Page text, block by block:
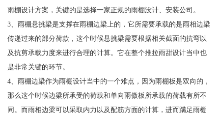
雨棚设计方案，关键的是选择一家正规的雨棚没计、安装公司。
3、雨棚悬挑梁是支撑在雨棚边梁上的，它所需要承载的是雨相边梁
传递过来的部分荷款，这个时候悬挑梁需要根据相关截面的抗弯以
及抗剪承载力度来进行合理的计算。它在整个推拉雨甜设计当中也
是非常关键的环节。
4、雨棚边梁作为雨棚设计当中的一个难点，因为雨棚板是双向的，
那么这个时候边梁所承受的荷载和单向雨傲板所承载的荷载有所不
同。而雨相边梁可以采取内力以及配筋方面的计算，进而蹒足雨棚